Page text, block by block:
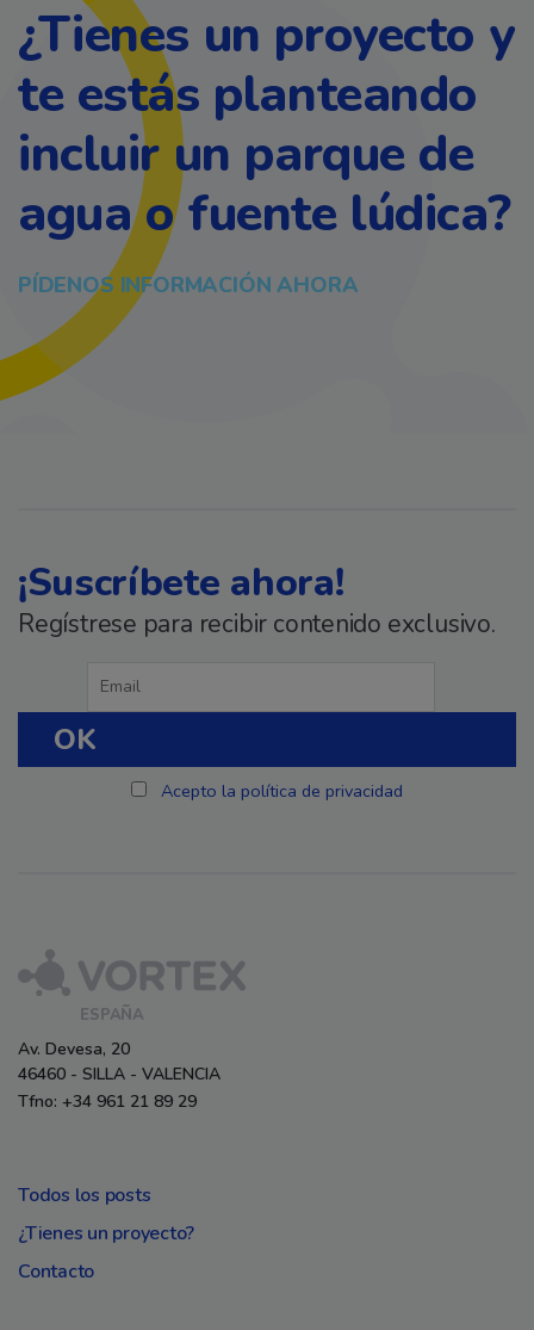
¿Tienes un proyecto y
te estás planteando
incluir un parque de
agua o fuente lúdica?
PÍDENOS INFORMACIÓN AHORA
¡Suscríbete ahora!
Regístrese para recibir contenido exclusivo.
Acepto la política de privacidad
ESPAÑA
Av. Devesa, 20
46460 - SILLA - VALENCIA
Tfno: +34 961 21 89 29
Todos los posts
¿Tienes un proyecto?
Contacto